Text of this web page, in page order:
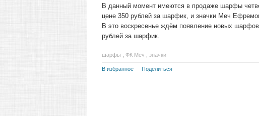
В данный момент имеются в продаже шарфы
цене 350 рублей за шарфик, и значки Меч
В это воскресенье ждём появление новых
рублей за шарфик.
шарфы ФК Меч значки
В избранное Поделиться